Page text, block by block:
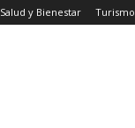
Salud y Bienestar Turismo